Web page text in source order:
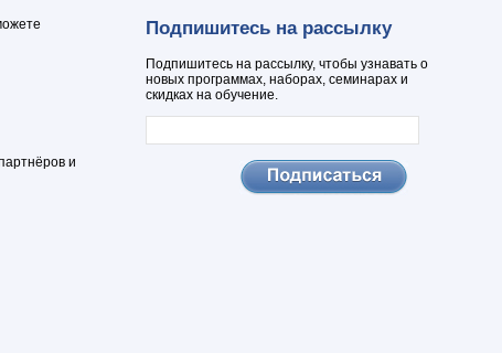
и
Подпишитесь на рассылку
Подпишитесь на рассылку, чтобы узнавать о
новых программах, наборах, семинарах и
скидках на обучение.